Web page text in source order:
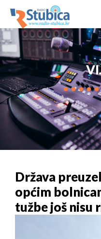
Država
općim
tužbe još nisu